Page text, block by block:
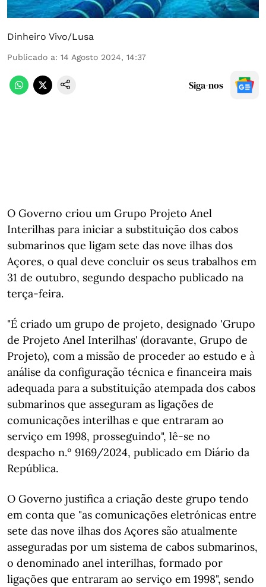
Dinheiro Vivo/Lusa
Publicado a: 14 Agosto 2024, 14:37
Siga-nos
O Governo criou um Grupo Projeto Anel
Interilhas para iniciar a substituição dos cabos
submarinos que ligam sete das nove ilhas dos
Açores, o qual deve concluir os seus trabalhos em
31 de outubro, segundo despacho publicado na
terça-feira.
"É criado um grupo de projeto, designado 'Grupo
de Projeto Anel Interilhas' (doravante, Grupo de
Projeto), com a missão de proceder ao estudo e à
análise da configuração técnica e financeira mais
adequada para a substituição atempada dos cabos
submarinos que asseguram as ligações de
comunicações interilhas e que entraram ao
serviço em 1998, prosseguindo", lê-se no
despacho n.º 9169/2024, publicado em Diário da
República.
O Governo justifica a criação deste grupo tendo
em conta que "as comunicações eletrónicas entre
sete das nove ilhas dos Açores são atualmente
asseguradas por um sistema de cabos submarinos,
o denominado anel interilhas, formado por
ligações que entraram ao serviço em 1998", sendo